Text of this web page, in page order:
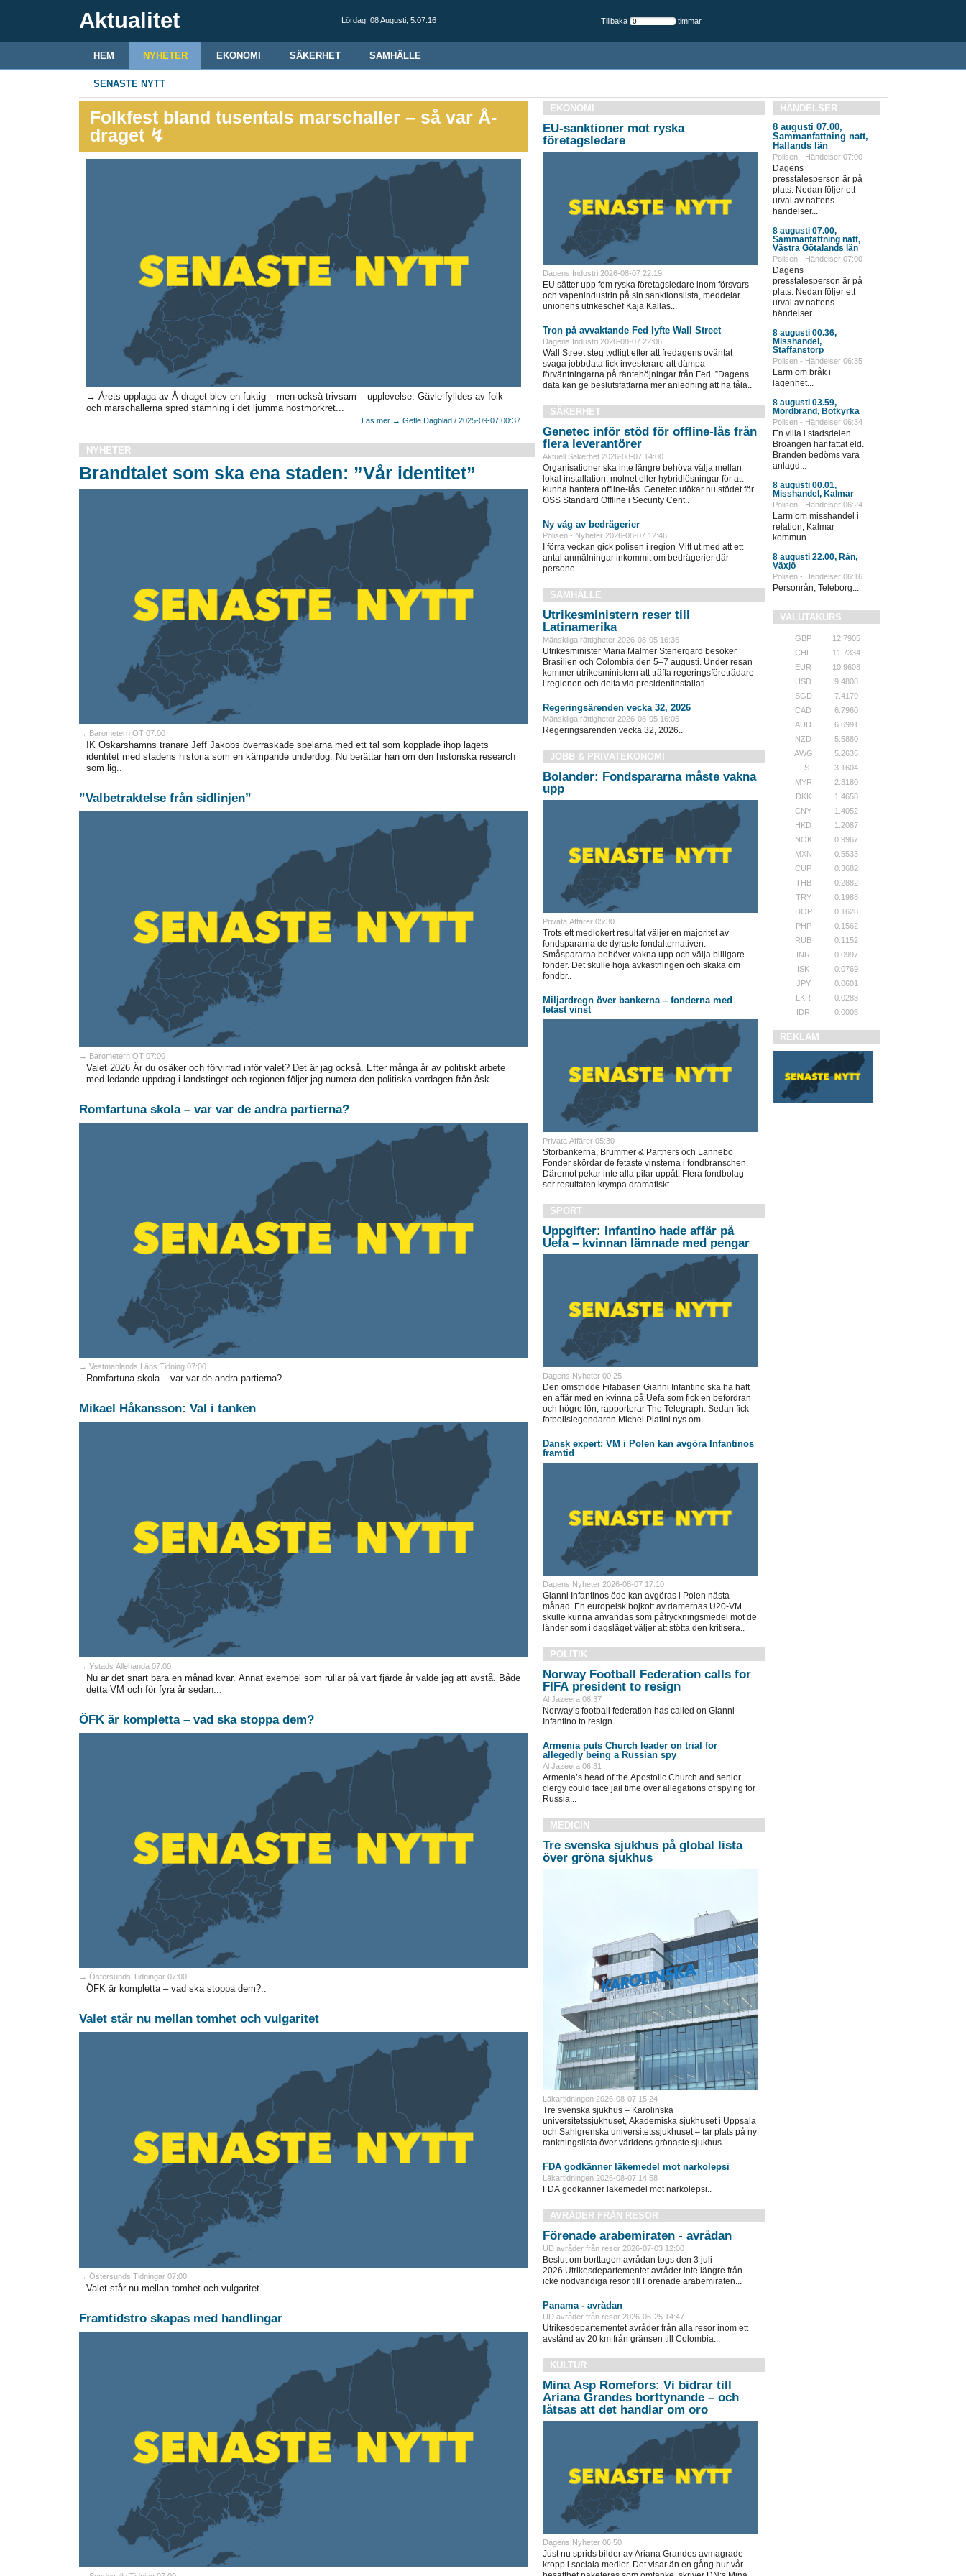
Aktualitet Lördag, 08 Augusti, 5:07:17 Tillbaka timmar
HEM NYHETER EKONOMI SÄKERHET SAMHÄLLE
SENASTE NYTT
Folkfest bland tusentals marschaller – så var Å-
draget ↯
→ Årets upplaga av Å-draget blev en fuktig – men också trivsam – upplevelse. Gävle fylldes av folk
och marschallerna spred stämning i det ljumma höstmörkret...
Läs mer → Gefle Dagblad / 2025-09-07 00:37
NYHETER
Brandtalet som ska ena staden: ”Vår identitet”
→ Barometern OT 07:00
IK Oskarshamns tränare Jeff Jakobs överraskade spelarna med ett tal som kopplade ihop lagets
identitet med stadens historia som en kämpande underdog. Nu berättar han om den historiska research
som lig..
”Valbetraktelse från sidlinjen”
→ Barometern OT 07:00
Valet 2026 Är du osäker och förvirrad inför valet? Det är jag också. Efter många år av politiskt arbete
med ledande uppdrag i landstinget och regionen följer jag numera den politiska vardagen från åsk..
Romfartuna skola – var var de andra partierna?
→ Vestmanlands Läns Tidning 07:00
Romfartuna skola – var var de andra partierna?..
Mikael Håkansson: Val i tanken
→ Ystads Allehanda 07:00
Nu är det snart bara en månad kvar. Annat exempel som rullar på vart fjärde år valde jag att avstå. Både
detta VM och för fyra år sedan...
ÖFK är kompletta – vad ska stoppa dem?
→ Östersunds Tidningar 07:00
ÖFK är kompletta – vad ska stoppa dem?..
Valet står nu mellan tomhet och vulgaritet
→ Östersunds Tidningar 07:00
Valet står nu mellan tomhet och vulgaritet..
Framtidstro skapas med handlingar
EKONOMI
EU-sanktioner mot ryska
företagsledare
Dagens Industri 2026-08-07 22:19
EU sätter upp fem ryska företagsledare inom försvars-
och vapenindustrin på sin sanktionslista, meddelar
unionens utrikeschef Kaja Kallas...
Tron på avvaktande Fed lyfte Wall Street
Dagens Industri 2026-08-07 22:06
Wall Street steg tydligt efter att fredagens oväntat
svaga jobbdata fick investerare att dämpa
förväntningarna på räntehöjningar från Fed. ”Dagens
data kan ge beslutsfattarna mer anledning att ha tåla..
SÄKERHET
Genetec inför stöd för offline-lås från
flera leverantörer
Aktuell Säkerhet 2026-08-07 14:00
Organisationer ska inte längre behöva välja mellan
lokal installation, molnet eller hybridlösningar för att
kunna hantera offline-lås. Genetec utökar nu stödet för
OSS Standard Offline i Security Cent..
Ny våg av bedrägerier
Polisen - Nyheter 2026-08-07 12:46
I förra veckan gick polisen i region Mitt ut med att ett
antal anmälningar inkommit om bedrägerier där
persone..
SAMHÄLLE
Utrikesministern reser till
Latinamerika
Mänskliga rättigheter 2026-08-05 16:36
Utrikesminister Maria Malmer Stenergard besöker
Brasilien och Colombia den 5–7 augusti. Under resan
kommer utrikesministern att träffa regeringsföreträdare
i regionen och delta vid presidentinstallati..
Regeringsärenden vecka 32, 2026
Mänskliga rättigheter 2026-08-05 16:05
Regeringsärenden vecka 32, 2026..
JOBB & PRIVATEKONOMI
Bolander: Fondspararna måste vakna
upp
Privata Affärer 05:30
Trots ett mediokert resultat väljer en majoritet av
fondspararna de dyraste fondalternativen.
Småspararna behöver vakna upp och välja billigare
fonder. Det skulle höja avkastningen och skaka om
fondbr..
Miljardregn över bankerna – fonderna med
fetast vinst
Privata Affärer 05:30
Storbankerna, Brummer & Partners och Lannebo
Fonder skördar de fetaste vinsterna i fondbranschen.
Däremot pekar inte alla pilar uppåt. Flera fondbolag
ser resultaten krympa dramatiskt...
SPORT
Uppgifter: Infantino hade affär på
Uefa – kvinnan lämnade med pengar
Dagens Nyheter 00:25
Den omstridde Fifabasen Gianni Infantino ska ha haft
en affär med en kvinna på Uefa som fick en befordran
och högre lön, rapporterar The Telegraph. Sedan fick
fotbollslegendaren Michel Platini nys om ..
Dansk expert: VM i Polen kan avgöra Infantinos
framtid
Dagens Nyheter 2026-08-07 17:10
Gianni Infantinos öde kan avgöras i Polen nästa
månad. En europeisk bojkott av damernas U20-VM
skulle kunna användas som påtryckningsmedel mot de
länder som i dagsläget väljer att stötta den kritisera..
POLITIK
Norway Football Federation calls for
FIFA president to resign
Al Jazeera 06:37
Norway’s football federation has called on Gianni
Infantino to resign...
Armenia puts Church leader on trial for
allegedly being a Russian spy
Al Jazeera 06:31
Armenia’s head of the Apostolic Church and senior
clergy could face jail time over allegations of spying for
Russia...
MEDICIN
Tre svenska sjukhus på global lista
över gröna sjukhus
Läkartidningen 2026-08-07 15:24
Tre svenska sjukhus – Karolinska
universitetssjukhuset, Akademiska sjukhuset i Uppsala
och Sahlgrenska universitetssjukhuset – tar plats på ny
rankningslista över världens grönaste sjukhus...
FDA godkänner läkemedel mot narkolepsi
Läkartidningen 2026-08-07 14:58
FDA godkänner läkemedel mot narkolepsi..
AVRÅDER FRÅN RESOR
Förenade arabemiraten - avrådan
UD avråder från resor 2026-07-03 12:00
Beslut om borttagen avrådan togs den 3 juli
2026.Utrikesdepartementet avråder inte längre från
icke nödvändiga resor till Förenade arabemiraten...
Panama - avrådan
UD avråder från resor 2026-06-25 14:47
Utrikesdepartementet avråder från alla resor inom ett
avstånd av 20 km från gränsen till Colombia...
KULTUR
Mina Asp Romefors: Vi bidrar till
Ariana Grandes borttynande – och
låtsas att det handlar om oro
Dagens Nyheter 06:50
Just nu sprids bilder av Ariana Grandes avmagrade
kropp i sociala medier. Det visar än en gång hur vår
HÄNDELSER
8 augusti 07.00,
Sammanfattning natt,
Hallands län
Polisen - Händelser 07:00
Dagens
presstalesperson är på
plats. Nedan följer ett
urval av nattens
händelser...
8 augusti 07.00,
Sammanfattning natt,
Västra Götalands län
Polisen - Händelser 07:00
Dagens
presstalesperson är på
plats. Nedan följer ett
urval av nattens
händelser...
8 augusti 00.36,
Misshandel,
Staffanstorp
Polisen - Händelser 06:35
Larm om bråk i
lägenhet...
8 augusti 03.59,
Mordbrand, Botkyrka
Polisen - Händelser 06:34
En villa i stadsdelen
Broängen har fattat eld.
Branden bedöms vara
anlagd...
8 augusti 00.01,
Misshandel, Kalmar
Polisen - Händelser 06:24
Larm om misshandel i
relation, Kalmar
kommun...
8 augusti 22.00, Rån,
Växjö
Polisen - Händelser 06:16
Personrån, Teleborg...
VALUTAKURS
GBP
12.7905
CHF
11.7334
EUR
10.9608
USD
9.4808
SGD
7.4179
CAD
6.7960
AUD
6.6991
NZD
5.5880
AWG
5.2635
ILS
3.1604
MYR
2.3180
DKK
1.4658
CNY
1.4052
HKD
1.2087
NOK
0.9967
MXN
0.5533
CUP
0.3682
THB
0.2882
TRY
0.1988
DOP
0.1628
PHP
0.1562
RUB
0.1152
INR
0.0997
ISK
0.0769
JPY
0.0601
LKR
0.0283
IDR
0.0005
REKLAM